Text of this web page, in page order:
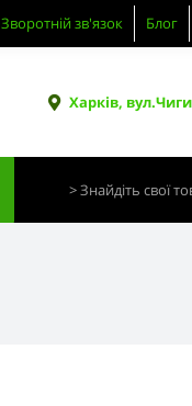
Зворотній зв'язок Блог
Харків,